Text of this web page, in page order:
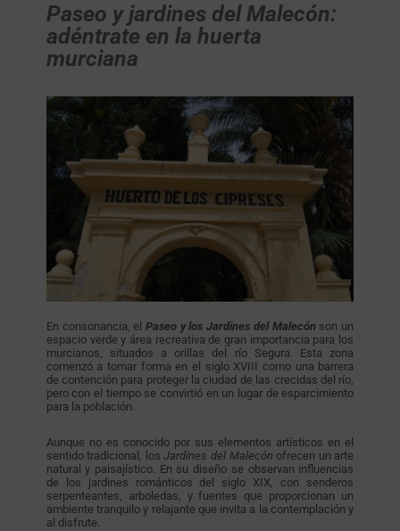
Paseo y jardines del Malecón:
adéntrate en la huerta
murciana
En consonancia, elPaseo y los Jardines del Malecónson un
espacio verde y área recreativa de gran importancia para los
murcianos, situados a orillas del río Segura. Esta zona
comenzó a tomar forma en el siglo XVIII como una barrera
de contención para proteger la ciudad de las crecidas del río,
pero con el tiempo se convirtió en un lugar de esparcimiento
para la población.
Aunque no es conocido por sus elementos artísticos en el
sentido tradicional, losJardines del Malecón ofrecen un arte
natural y paisajístico. En su diseño se observan influencias
de los jardines románticos del siglo XIX, con senderos
serpenteantes, arboledas, y fuentes que proporcionan un
ambiente tranquilo y relajante que invita a la contemplación y
al disfrute.